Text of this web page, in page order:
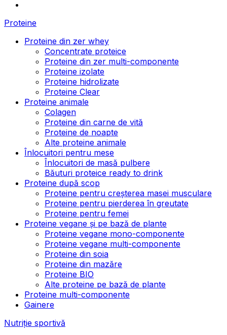
Proteine
Proteine din zer whey
Concentrate proteice
Proteine din zer multi-componente
Proteine izolate
Proteine hidrolizate
Proteine Clear
Proteine animale
Colagen
Proteine din carne de vită
Proteine de noapte
Alte proteine animale
Înlocuitori pentru mese
Înlocuitori de masă pulbere
Băuturi proteice ready to drink
Proteine după scop
Proteine pentru creșterea masei musculare
Proteine pentru pierderea în greutate
Proteine pentru femei
Proteine vegane și pe bază de plante
Proteine vegane mono-componente
Proteine vegane multi-componente
Proteine din soia
Proteine din mazăre
Proteine BIO
Alte proteine pe bază de plante
Proteine multi-componente
Gainere
Nutriție sportivă